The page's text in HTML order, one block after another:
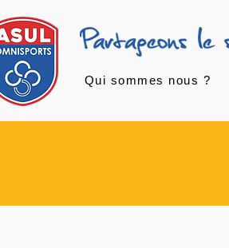
Qui sommes nous ?